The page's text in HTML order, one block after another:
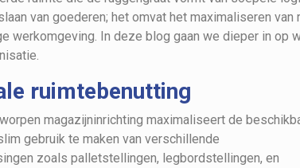
van goederen; het omvat het maximaliseren
werkomgeving. In deze blog gaan we dieper in op
ruimtebenutting
magazijninrichting maximaliseert de
gebruik te maken van verschillende
zoals palletstellingen, legbordstellingen, en